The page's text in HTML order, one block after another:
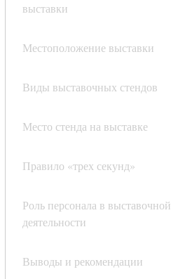
выставки
Местоположение выставки
Виды выставочных стендов
Место стенда на выставке
Правило «трех секунд»
Роль персонала в выставочной
деятельности
Выводы и рекомендации